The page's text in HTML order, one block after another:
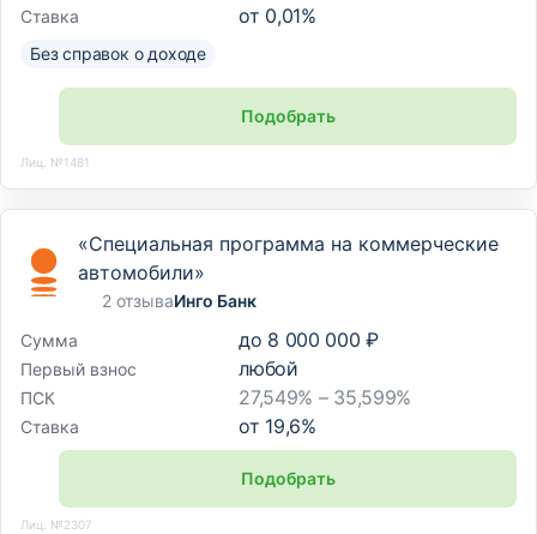
Ставка от 0,01%
Без справок о доходе
Подобрать
Лиц. №1481
«Специальная программа на коммерческие
автомобили»
2 отзываИнго Банк
Сумма
до 8 000 000 ₽
Первый взнос любой
ПСК 27,549% – 35,599%
Ставка от 19,6%
Подобрать
Лиц. №2307